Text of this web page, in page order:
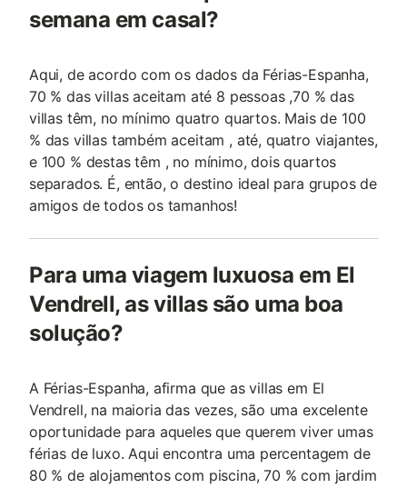
semana em casal?
Aqui, de acordo com os dados da Férias-Espanha,
70 % das villas aceitam até 8 pessoas ,70 % das
villas têm, no mínimo quatro quartos. Mais de 100
% das villas também aceitam , até, quatro viajantes,
e 100 % destas têm , no mínimo, dois quartos
separados. É, então, o destino ideal para grupos de
amigos de todos os tamanhos!
Para uma viagem luxuosa em El
Vendrell, as villas são uma boa
solução?
A Férias-Espanha, afirma que as villas em El
Vendrell, na maioria das vezes, são uma excelente
oportunidade para aqueles que querem viver umas
férias de luxo. Aqui encontra uma percentagem de
80 % de alojamentos com piscina, 70 % com jardim